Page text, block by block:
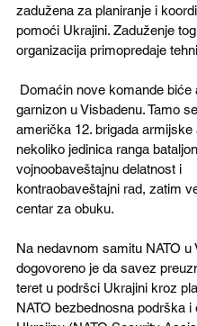
zadužena za planiranje i
pomoći Ukrajini. Zaduženje
organizacija primopredaje
Domaćin nove komande biće
garnizon u Visbadenu. Tamo
američka 12. brigada armijske
nekoliko jedinica ranga
vojnoobaveštajnu delatnost i
kontraobaveštajni rad, zatim
centar za obuku.
Na nedavnom samitu NATO u
dogovoreno je da savez
teret u podršci Ukrajini kroz
NATO bezbednosna podrška i